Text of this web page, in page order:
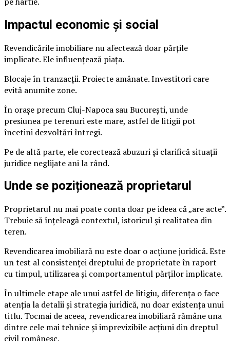
Impactul economic și social
Revendicările imobiliare nu afectează doar părțile
implicate. Ele influențează piața.
Blocaje în tranzacții. Proiecte amânate. Investitori care
evită anumite zone.
În orașe precum Cluj-Napoca sau București, unde
presiunea pe terenuri este mare, astfel de litigii pot
încetini dezvoltări întregi.
Pe de altă parte, ele corectează abuzuri și clarifică situații
juridice neglijate ani la rând.
Unde se poziționează proprietarul
Proprietarul nu mai poate conta doar pe ideea că „are acte”.
Trebuie să înțeleagă contextul, istoricul și realitatea din
teren.
Revendicarea imobiliară nu este doar o acțiune juridică. Este
un test al consistenței dreptului de proprietate în raport
cu timpul, utilizarea și comportamentul părților implicate.
În ultimele etape ale unui astfel de litigiu, diferența o face
atenția la detalii și strategia juridică, nu doar existența unui
titlu. Tocmai de aceea, revendicarea imobiliară rămâne una
dintre cele mai tehnice și imprevizibile acțiuni din dreptul
civil românesc.